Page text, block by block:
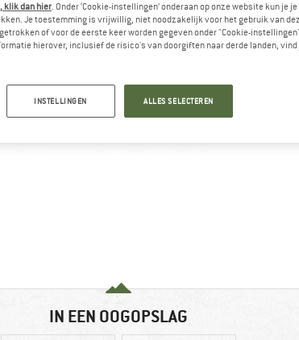
IN EEN OOGOPSLAG
klik dan hier. Onder ‘Cookie-instellingen’ onderaan op onze website kun je
Je toestemming is vrijwillig, niet noodzakelijk voor het gebruik van
of voor de eerste keer worden gegeven onder "Cookie-
hierover, inclusief de risico's van doorgiften naar derde landen, vind
INSTELLINGEN ALLES SELECTEREN